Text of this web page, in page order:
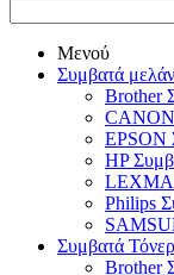
Μενού
Συμβατά
Brother
CANON
EPSON
HP
Philips
Συμβατά Τόνερ
Brother